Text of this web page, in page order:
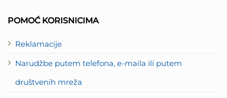
POMOĆ KORISNICIMA
Reklamacije
Narudžbe putem telefona, e-maila ili putem
društvenih mreža